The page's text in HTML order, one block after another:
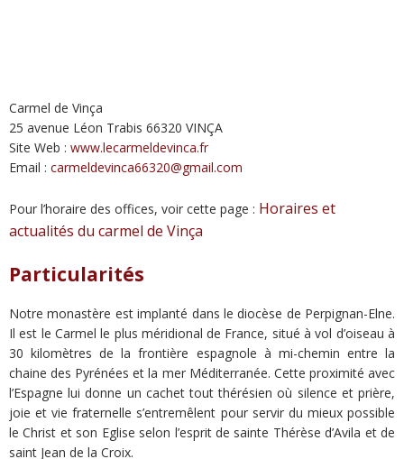
Carmel de Vinça
25 avenue Léon Trabis 66320 VINÇA
Site Web : www.lecarmeldevinca.fr
Email : carmeldevinca66320@gmail.com
Pour l’horaire des offices, voir cette page : Horaires et
actualités du carmel de Vinça
Particularités
Notre monastère est implanté dans le diocèse de Perpignan-Elne.
Il est le Carmel le plus méridional de France, situé à vol d’oiseau à
30 kilomètres de la frontière espagnole à mi-chemin entre la
chaine des Pyrénées et la mer Méditerranée. Cette proximité avec
l’Espagne lui donne un cachet tout thérésien où silence et prière,
joie et vie fraternelle s’entremêlent pour servir du mieux possible
le Christ et son Eglise selon l’esprit de sainte Thérèse d’Avila et de
saint Jean de la Croix.